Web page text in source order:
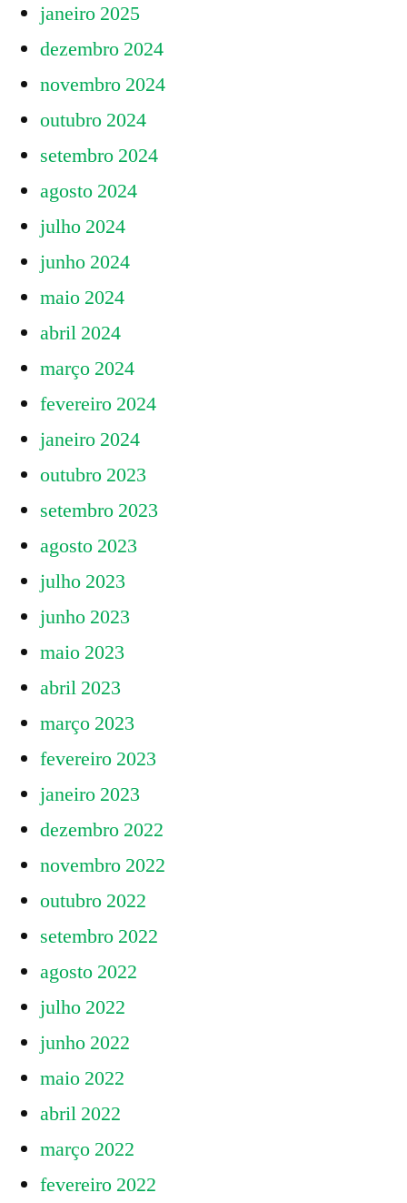
janeiro 2025
dezembro 2024
novembro 2024
outubro 2024
setembro 2024
agosto 2024
julho 2024
junho 2024
maio 2024
abril 2024
março 2024
fevereiro 2024
janeiro 2024
outubro 2023
setembro 2023
agosto 2023
julho 2023
junho 2023
maio 2023
abril 2023
março 2023
fevereiro 2023
janeiro 2023
dezembro 2022
novembro 2022
outubro 2022
setembro 2022
agosto 2022
julho 2022
junho 2022
maio 2022
abril 2022
março 2022
fevereiro 2022